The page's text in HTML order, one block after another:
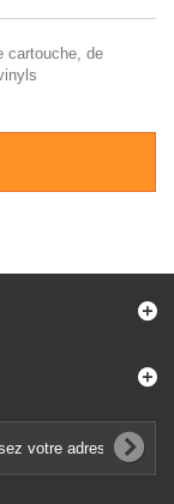
cartouche, de